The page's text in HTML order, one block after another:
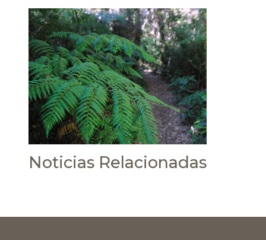
Noticias Relacionadas